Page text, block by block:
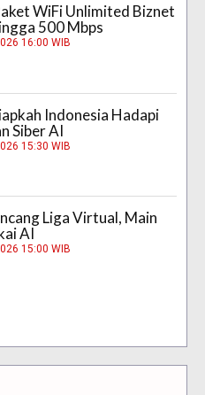
WiFi Unlimited Biznet
500 Mbps
16:00 WIB
Indonesia Hadapi
Siber AI
15:30 WIB
Liga Virtual, Main
AI
15:00 WIB